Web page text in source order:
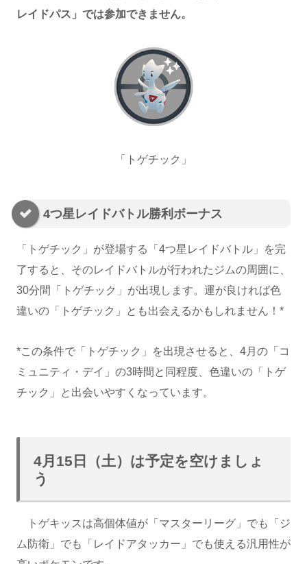
レイドパス」では参加できません。
「トゲチック」
4つ星レイドバトル勝利ボーナス
「トゲチック」が登場する「4つ星レイドバトル」を完
了すると、そのレイドバトルが行われたジムの周囲に、
30分間「トゲチック」が出現します。運が良ければ色
違いの「トゲチック」とも出会えるかもしれません！*
*この条件で「トゲチック」を出現させると、4月の「コ
ミュニティ・デイ」の3時間と同程度、色違いの「トゲ
チック」と出会いやすくなっています。
4月15日（土）は予定を空けましょ
う
トゲキッスは高個体値が「マスターリーグ」でも「ジ
ム防衛」でも「レイドアタッカー」でも使える汎用性が